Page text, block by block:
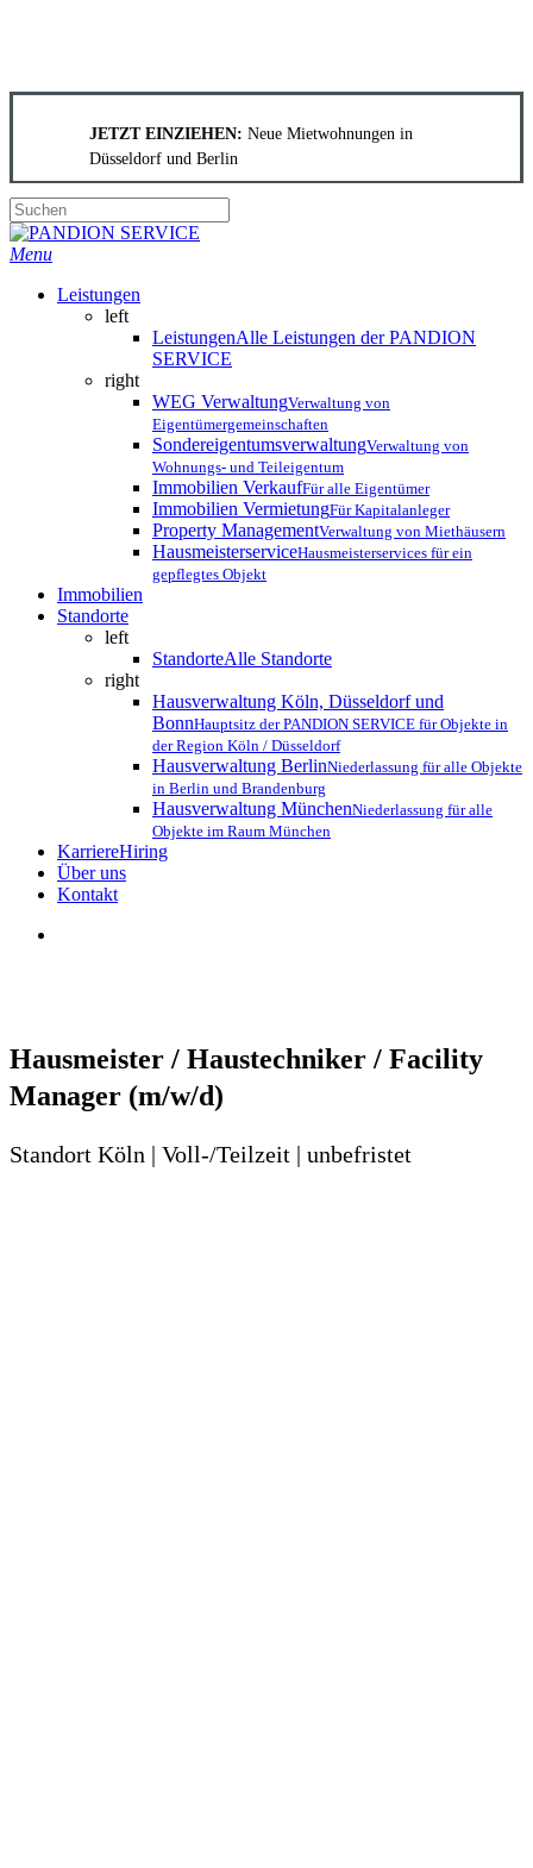
Skip
JETZT EINZIEHEN: Neue Mietwohnungen in
Düsseldorf und Berlin
Close
Search
search
Menu
Leistungen
left
LeistungenAlle Leistungen der PANDION
SERVICE
right
WEG VerwaltungVerwaltung von
Eigentümergemeinschaften
SondereigentumsverwaltungVerwaltung von
Wohnungs- und Teileigentum
Immobilien VerkaufFür alle Eigentümer
Immobilien VermietungFür Kapitalanleger
Property ManagementVerwaltung von Miethäusern
HausmeisterserviceHausmeisterservices für ein
gepflegtes Objekt
Immobilien
Standorte
left
StandorteAlle Standorte
right
Hausverwaltung Köln, Düsseldorf und
BonnHauptsitz der PANDION SERVICE für Objekte in
der Region Köln / Düsseldorf
Hausverwaltung BerlinNiederlassung für alle Objekte
in Berlin und Brandenburg
Hausverwaltung MünchenNiederlassung für alle
Objekte im Raum München
KarriereHiring
Über uns
Kontakt
Hausmeister / Haustechniker / Facility
Manager (m/w/d)
Standort Köln | Voll-/Teilzeit | unbefristet